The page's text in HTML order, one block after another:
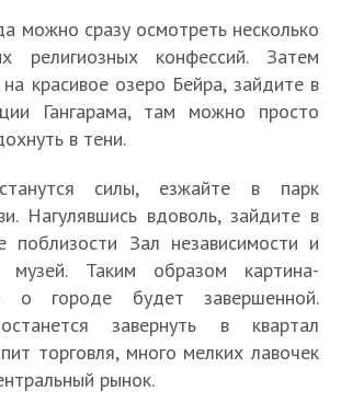
можно сразу осмотреть несколько
религиозных конфессий. Затем
на красивое озеро Бейра, зайдите в
Гангарама, там можно просто
в тени.
силы, езжайте в парк
Нагулявшись вдоволь, зайдите в
поблизости Зал независимости и
музей. Таким образом картина-
о городе будет завершенной.
завернуть в квартал
торговля, много мелких лавочек
рынок.